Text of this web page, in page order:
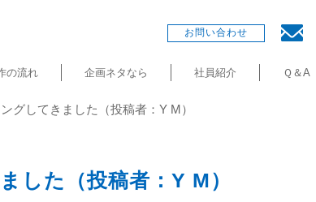
お問い合わせ
の流れ 企画ネタなら 社員紹介 Ｑ＆A
グしてきました（投稿者：Y M）
した（投稿者：Y M）